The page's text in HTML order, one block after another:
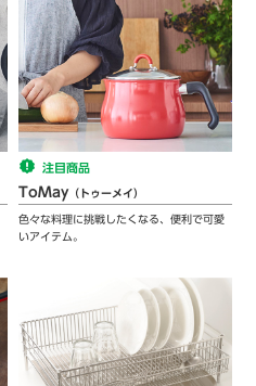
注目商品
ToMay（トゥーメイ）
色々な料理に挑戦したくなる、便利で可愛
いアイテム。